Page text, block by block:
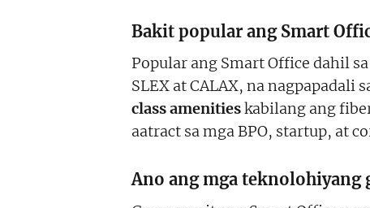
Bakit popular ang Smart
Popular ang Smart Office dahil
SLEX at CALAX, na nagpapadali
class amenitieskabilang ang
aatract sa mga BPO, startup, at
Ano ang mga teknolohiyang